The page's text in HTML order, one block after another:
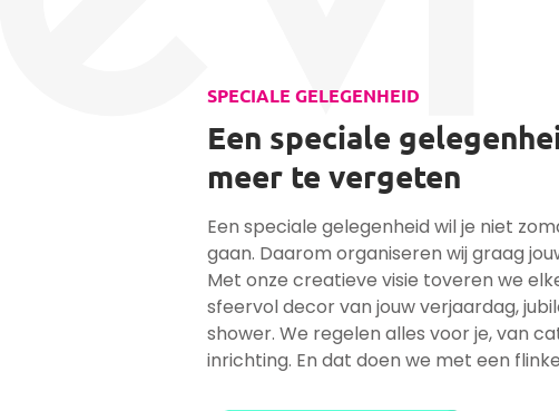
SPECIALE GELEGENHEID
Een speciale
meer te vergeten
Een speciale gelegenheid wil je niet
gaan. Daarom organiseren wij graag
Met onze creatieve visie toveren we
sfeervol decor van jouw verjaardag,
shower. We regelen alles voor je, van
inrichting. En dat doen we met een